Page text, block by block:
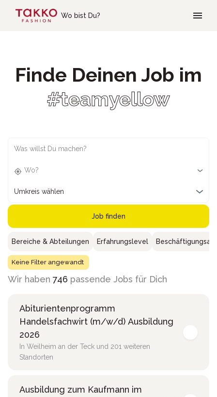
Wo bist Du?
Finde Deinen Job im
#teamyellow
Was willst Du machen?
Wo?
Umkreis wählen
Job finden
Bereiche & Abteilungen Erfahrungslevel
Keine Filter angewandt
Wir haben 746 passende Jobs für Dich
Abiturientenprogramm
Handelsfachwirt (m/w/d) Ausbildung
2026
In Weilheim an der Teck und 201 weiteren
Standorten
Ausbildung zum Kaufmann im